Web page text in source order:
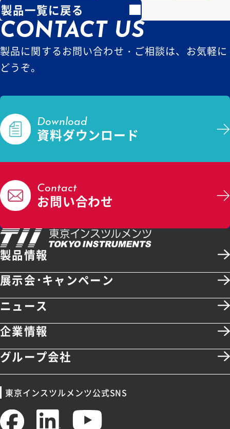
製品一覧に戻る
CONTACT US
製品に関するお問い合わせ・ご相談は、お気軽に
どうぞ。
Download
資料ダウンロード
Contact
お問い合わせ
製品情報
展示会･キャンペーン
ニュース
企業情報
グループ会社
東京インスツルメンツ公式SNS